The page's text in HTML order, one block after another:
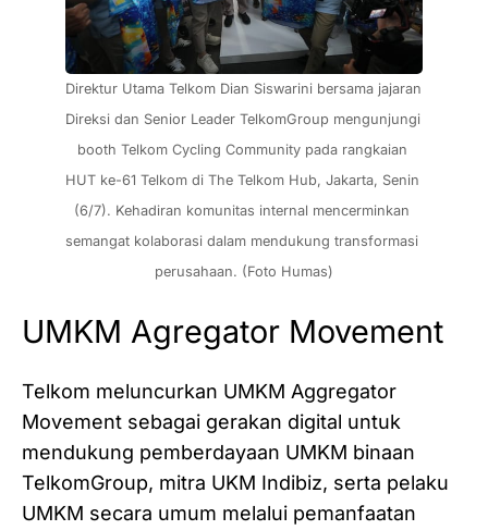
Direktur Utama Telkom Dian Siswarini bersama jajaran
Direksi dan Senior Leader TelkomGroup mengunjungi
booth Telkom Cycling Community pada rangkaian
HUT ke-61 Telkom di The Telkom Hub, Jakarta, Senin
(6/7). Kehadiran komunitas internal mencerminkan
semangat kolaborasi dalam mendukung transformasi
perusahaan. (Foto Humas)
UMKM Agregator Movement
Telkom meluncurkan UMKM Aggregator
Movement sebagai gerakan digital untuk
mendukung pemberdayaan UMKM binaan
TelkomGroup, mitra UKM Indibiz, serta pelaku
UMKM secara umum melalui pemanfaatan